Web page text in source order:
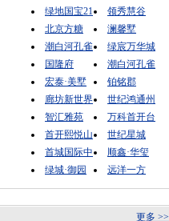
绿地国宝21
领秀慧谷
北京方糖
澜馨墅
潮白河孔雀
绿宸万华城
国隆府
潮白河孔雀
宏泰·美墅
铂铭郡
廊坊新世界
世纪鸿通州
智汇雅苑
万科首开台
首开熙悦山
世纪星城
首城国际中
顺鑫·华玺
绿城·御园
远洋一方
更多 >>